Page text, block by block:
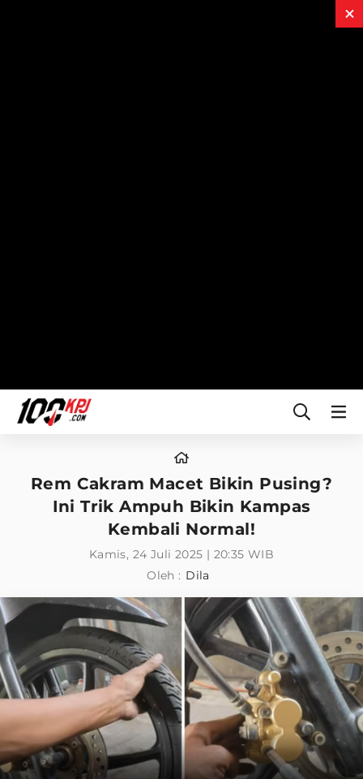
Rem Cakram Macet Bikin Pusing?
Ini Trik Ampuh Bikin Kampas
Kembali Normal!
Kamis, 24 Juli 2025 | 20:35 WIB
Oleh : Dila